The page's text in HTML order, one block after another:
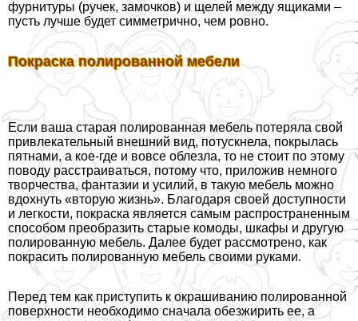
фурнитуры (ручек, замочков) и щелей между ящиками –
пусть лучше будет симметрично, чем ровно.
Покраска полированной мебели
Если ваша старая полированная мебель потеряла свой
привлекательный внешний вид, потускнела, покрылась
пятнами, а кое-где и вовсе облезла, то не стоит по этому
поводу расстраиваться, потому что, приложив немного
творчества, фантазии и усилий, в такую мебель можно
вдохнуть «вторую жизнь». Благодаря своей доступности
и легкости, покраска является самым распространенным
способом преобразить старые комоды, шкафы и другую
полированную мебель. Далее будет рассмотрено, как
покрасить полированную мебель своими руками.
Перед тем как приступить к окрашиванию полированной
поверхности необходимо сначала обезжирить ее, а